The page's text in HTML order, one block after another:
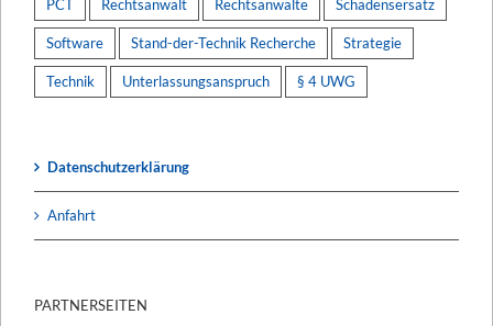
PCT Rechtsanwalt Rechtsanwälte Schadensersatz
Software Stand-der-Technik Recherche Strategie
Technik Unterlassungsanspruch § 4 UWG
Datenschutzerklärung
Anfahrt
PARTNERSEITEN